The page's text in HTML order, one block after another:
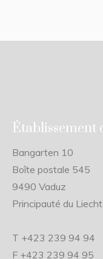
Établissement
Bangarten 10
Boîte postale 545
9490 Vaduz
Principauté du
T +423 239 94 94
F +423 239 94 95